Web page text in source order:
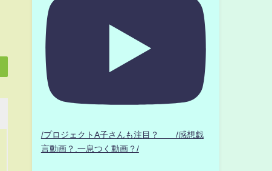
/プロジェクトA子さんも注目？ /感想戯
言動画？.一息つく動画？/